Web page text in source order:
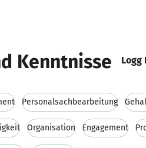
Kenntnisse Logg
Personalsachbearbeitung
Organisation Engagement